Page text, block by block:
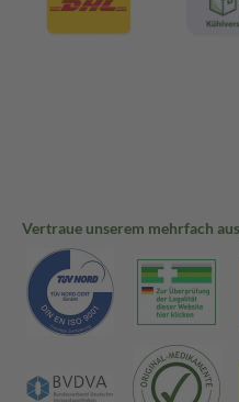
Vertraue unserem mehrfach